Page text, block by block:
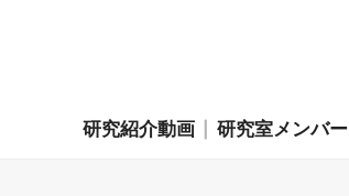
研究紹介動画 研究室メンバー